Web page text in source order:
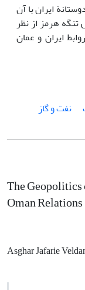
ایران با آن
هرمز از نظر
ایران و عمان
نفت و گاز
The
Oman Relations
Asghar Jafarie